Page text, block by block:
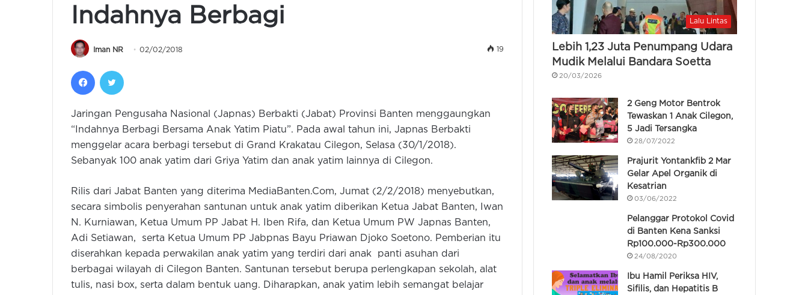
Indahnya Berbagi
Iman NR 02/02/2018 19
Facebook
Jaringan Pengusaha Nasional (Japnas) Berbakti (Jabat) Provinsi Banten menggaungkan
“Indahnya Berbagi Bersama Anak Yatim Piatu”. Pada awal tahun ini, Japnas Berbakti
menggelar acara berbagi tersebut di Grand Krakatau Cilegon, Selasa (30/1/2018).
Sebanyak 100 anak yatim dari Griya Yatim dan anak yatim lainnya di Cilegon.
Rilis dari Jabat Banten yang diterima MediaBanten.Com, Jumat (2/2/2018) menyebutkan,
secara simbolis penyerahan santunan untuk anak yatim diberikan Ketua Jabat Banten, Iwan
N. Kurniawan, Ketua Umum PP Jabat H. Iben Rifa, dan Ketua Umum PW Japnas Banten,
Adi Setiawan, serta Ketua Umum PP Jabpnas Bayu Priawan Djoko Soetono. Pemberian itu
diserahkan kepada perwakilan anak yatim yang terdiri dari anak panti asuhan dari
berbagai wilayah di Cilegon Banten. Santunan tersebut berupa perlengkapan sekolah, alat
tulis, nasi box, serta dalam bentuk uang. Diharapkan, anak yatim lebih semangat belajar
Lalu Lintas
Lebih 1,23 Juta Penumpang Udara
Mudik Melalui Bandara Soetta
20/03/2026
2 Geng Motor Bentrok
Tewaskan 1 Anak Cilegon,
5 Jadi Tersangka
28/07/2022
Prajurit Yontankfib 2 Mar
Gelar Apel Organik di
Kesatrian
03/06/2022
Pelanggar Protokol Covid
di Banten Kena Sanksi
Rp100.000-Rp300.000
24/08/2020
Ibu Hamil Periksa HIV,
Sifilis, dan Hepatitis B